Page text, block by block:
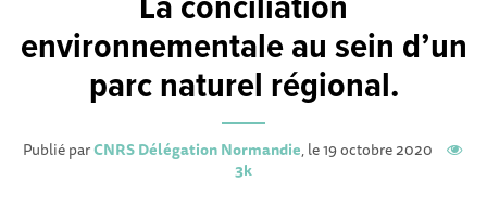
environnementale au sein d’un
parc naturel régional.
Publié parCNRS Délégation Normandie, le 19 octobre 2020
3k